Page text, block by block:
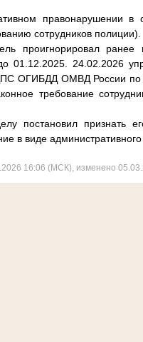
правонарушении в
сотрудников полиции).
проигнорировал
01.12.2025. 24.02.2026
ОГИБДД ОМВД России по
требование
постановил признать
в виде
16:06 (МСК), изменено